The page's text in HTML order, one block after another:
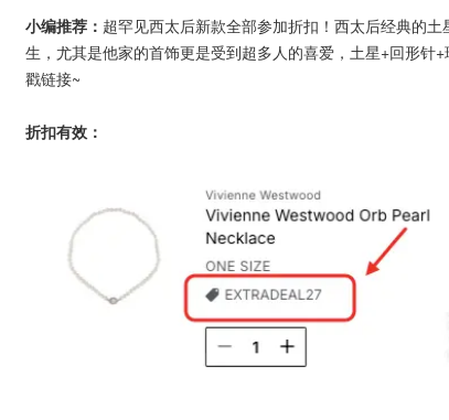
小编推荐： 超罕见西太后新款全部参加折扣！西太后经典的
生，尤其是他家的首饰更是受到超多人的喜爱，土星+回形针
戳链接~
折扣有效：